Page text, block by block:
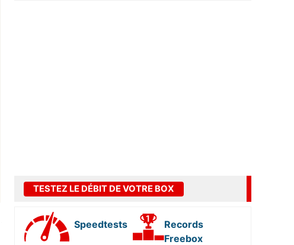
TESTEZ LE DÉBIT DE VOTRE BOX
Speedtests
Records
Freebox